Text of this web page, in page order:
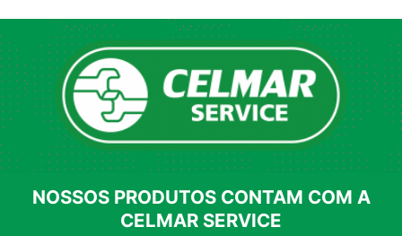
NOSSOS PRODUTOS CONTAM COM A
CELMAR SERVICE